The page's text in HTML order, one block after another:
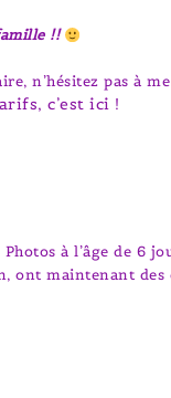
!!
n’hésitez pas à me
c’est ici !
à l’âge de 6
ont maintenant